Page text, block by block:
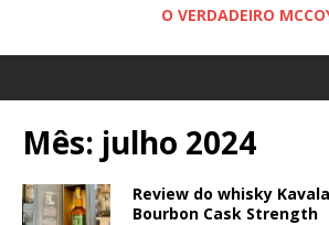
O VERDADEIRO
Mês: julho 2024
Review do whisky
Bourbon Cask Strength